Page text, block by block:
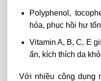
Polyphenol,
hóa, phục hồi hư
Vitamin A, B, C, E
ẩn, kích thích da
Với nhiều công dụng